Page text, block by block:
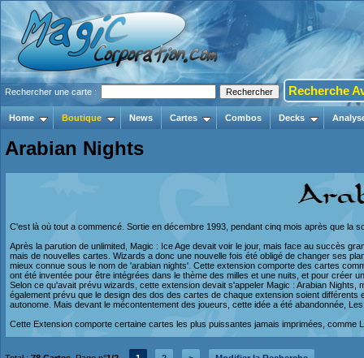
Rechercher une carte : Recherche
Home Boutique News Cartes Combos Decks
Arabian Nights
C'est là où tout a commencé. Sortie en décembre 1993, pendant cinq mois après que la
Après la parution de unlimited, Magic : Ice Age devait voir le jour, mais face au succès
mais de nouvelles cartes. Wizards a donc une nouvelle fois été obligé de changer ses
mieux connue sous le nom de 'arabian nights'. Cette extension comporte des cartes
ont été inventée pour être intégrées dans le thème des milles et une nuits, et pour créer
Selon ce qu'avait prévu wizards, cette extension devait s'appeler Magic : Arabian
également prévu que le design des dos des cartes de chaque extension soient
autonome. Mais devant le mécontentement des joueurs, cette idée a été abandonnée,
Cette Extension comporte certaine cartes les plus puissantes jamais imprimées, comme